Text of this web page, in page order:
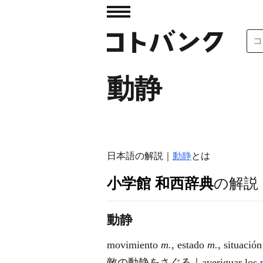
動静
日本語の解説｜ 動静とは
小学館 和西辞典の解説
動静
movimiento m., estado m., situación